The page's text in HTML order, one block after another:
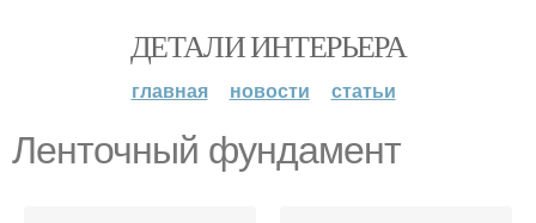
ДЕТАЛИ ИНТЕРЬЕРА
главная новости статьи
Ленточный фундамент